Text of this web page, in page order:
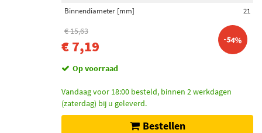
Binnendiameter [mm]
21
€ 15,63
€ 7,19 -54%
Op voorraad
Vandaag voor 18:00 besteld, binnen 2 werkdagen
(zaterdag) bij u geleverd.
Bestellen